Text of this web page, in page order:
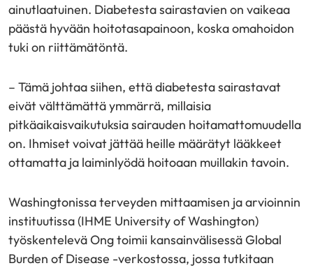
ainutlaatuinen. Diabetesta sairastavien on vaikeaa
päästä hyvään hoitotasapainoon, koska omahoidon
tuki on riittämätöntä.
– Tämä johtaa siihen, että diabetesta sairastavat
eivät välttämättä ymmärrä, millaisia
pitkäaikaisvaikutuksia sairauden hoitamattomuudella
on. Ihmiset voivat jättää heille määrätyt lääkkeet
ottamatta ja laiminlyödä hoitoaan muillakin tavoin.
Washingtonissa terveyden mittaamisen ja arvioinnin
instituutissa (IHME University of Washington)
työskentelevä Ong toimii kansainvälisessä Global
Burden of Disease -verkostossa, jossa tutkitaan